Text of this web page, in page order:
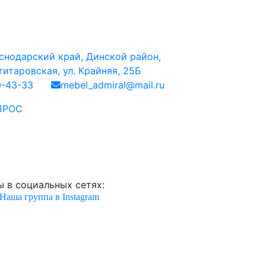
край, Динской район,
ул. Крайняя, 25Б
43-33
mebel_admiral@mail.ru
в социальных сетях:
Наша группа в Instagram